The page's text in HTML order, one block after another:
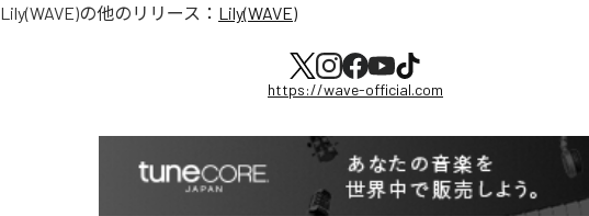
Lily(WAVE)の他のリリース： Lily(WAVE)
https://wave-official.com